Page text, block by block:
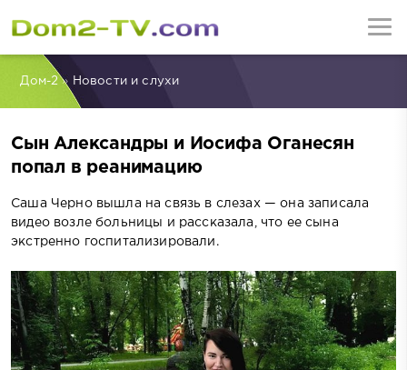
Дом-2» Новости и слухи
Сын Александры и Иосифа Оганесян
попал в реанимацию
Саша Черно вышла на связь в слезах — она записала
видео возле больницы и рассказала, что ее сына
экстренно госпитализировали.